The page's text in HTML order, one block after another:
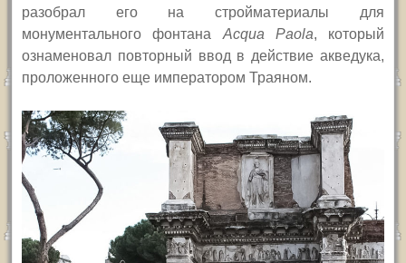
разобрал его на стройматериалы для
монументального фонтана Acqua Paola, который
ознаменовал повторный ввод в действие акведука,
проложенного еще императором Траяном.